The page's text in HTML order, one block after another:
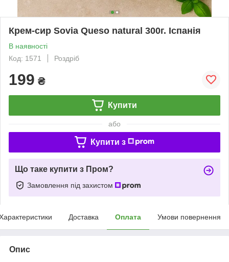
Крем-сир Sovia Queso natural 300г. Іспанія
В наявності
Код: 1571
Роздріб
199 ₴
Купити
або
Купити з
Що таке купити з Пром?
Замовлення під захистом
Доставка Оплата Умови повернення
Опис